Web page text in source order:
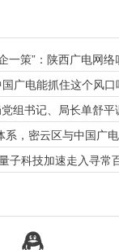
策”：陕西广电网络吹响
广电能抓住这个风口
舒平调研陕西广电网络电视“套娃”收费
区与中国广电、中食控股、
子科技加速走入寻常